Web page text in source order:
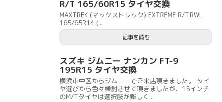
R/T 165/60R15 タイヤ交換
MAXTREK (マックストレック) EXTREME R/T.RWL
165/65R14 (...
記事を読む
スズキ ジムニー ナンカン FT-9
195R15 タイヤ交換
横浜市中区からジムニーでご来店頂きました。 タイ
ヤ選びから色々検討させて頂きましたが、15インチ
のM/Tタイヤは選択肢が難しく...